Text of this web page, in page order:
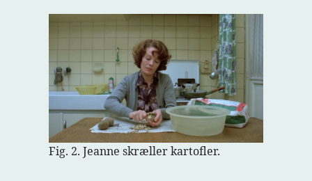
Fig. 2. Jeanne skræller kartofler.